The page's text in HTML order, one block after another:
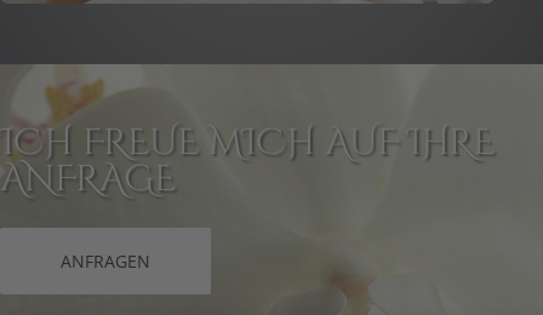
ICH FREUE MICH AUF IHRE
ANFRAGE
ANFRAGEN